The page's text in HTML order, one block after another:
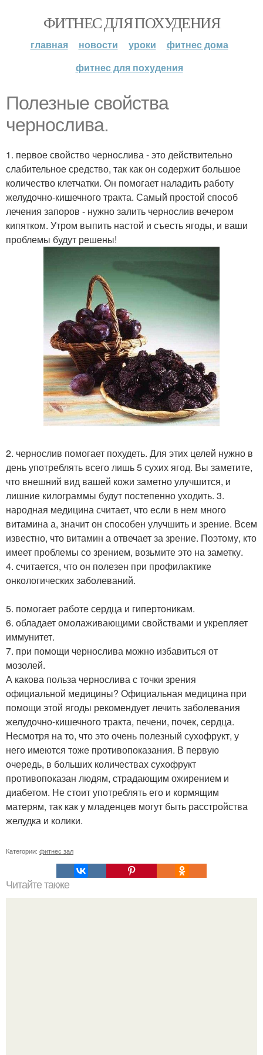
ФИТНЕС ДЛЯ ПОХУДЕНИЯ
главная новости уроки
фитнес дома
фитнес для похудения
Полезные свойства
чернослива.
1. первое свойство чернослива - это действительно
слабительное средство, так как он содержит большое
количество клетчатки. Он помогает наладить работу
желудочно-кишечного тракта. Самый простой способ
лечения запоров - нужно залить чернослив вечером
кипятком. Утром выпить настой и съесть ягоды, и ваши
проблемы будут решены!
2. чернослив помогает похудеть. Для этих целей нужно в
день употреблять всего лишь 5 сухих ягод. Вы заметите,
что внешний вид вашей кожи заметно улучшится, и
лишние килограммы будут постепенно уходить. 3.
народная медицина считает, что если в нем много
витамина а, значит он способен улучшить и зрение. Всем
известно, что витамин а отвечает за зрение. Поэтому, кто
имеет проблемы со зрением, возьмите это на заметку.
4. считается, что он полезен при профилактике
онкологических заболеваний.
5. помогает работе сердца и гипертоникам.
6. обладает омолаживающими свойствами и укрепляет
иммунитет.
7. при помощи чернослива можно избавиться от
мозолей.
А какова польза чернослива с точки зрения
официальной медицины? Официальная медицина при
помощи этой ягоды рекомендует лечить заболевания
желудочно-кишечного тракта, печени, почек, сердца.
Несмотря на то, что это очень полезный сухофрукт, у
него имеются тоже противопоказания. В первую
очередь, в больших количествах сухофрукт
противопоказан людям, страдающим ожирением и
диабетом. Не стоит употреблять его и кормящим
матерям, так как у младенцев могут быть расстройства
желудка и колики.
Категории: фитнес зал
Читайте также